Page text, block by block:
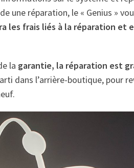
une réparation, le « Genius »
les frais liés à la réparation et
la garantie, la réparation est
dans l’arrière-boutique, pour